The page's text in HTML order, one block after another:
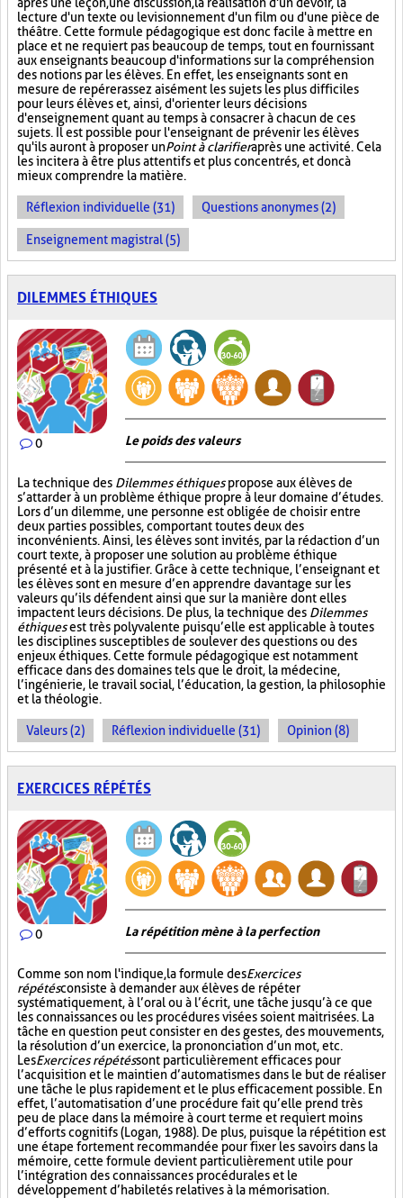
lecture d'un texte ou le visionnement d'un film ou d'une pièce de
théâtre. Cette formule pédagogique est donc facile à mettre en
place et ne requiert pas beaucoup de temps, tout en fournissant
aux enseignants beaucoup d'informations sur la compréhension
des notions par les élèves. En effet, les enseignants sont en
mesure de repérer assez aisément les sujets les plus difficiles
pour leurs élèves et, ainsi, d'orienter leurs décisions
d'enseignement quant au temps à consacrer à chacun de ces
sujets. Il est possible pour l'enseignant de prévenir les élèves
qu'ils auront à proposer unPoint à clarifieraprès une activité. Cela
les incitera à être plus attentifs et plus concentrés, et donc à
mieux comprendre la matière.
Réflexion individuelle (31) Questions anonymes (2)
Enseignement magistral (5)
DILEMMES ÉTHIQUES
0 Le poids des valeurs
La technique des Dilemmes éthiquespropose aux élèves de
s’attarder à un problème éthique propre à leur domaine d’études.
Lors d’un dilemme, une personne est obligée de choisir entre
deux parties possibles, comportant toutes deux des
inconvénients. Ainsi, les élèves sont invités, par la rédaction d’un
court texte, à proposer une solution au problème éthique
présenté et à la justifier. Grâce à cette technique, l’enseignant et
les élèves sont en mesure d’en apprendre davantage sur les
valeurs qu’ils défendent ainsi que sur la manière dont elles
impactent leurs décisions. De plus, la technique des Dilemmes
éthiquesest très polyvalente puisqu’elle est applicable à toutes
les disciplines susceptibles de soulever des questions ou des
enjeux éthiques. Cette formule pédagogique est notamment
efficace dans des domaines tels que le droit, la médecine,
l’ingénierie, le travail social, l’éducation, la gestion, la philosophie
et la théologie.
Valeurs (2) Réflexion individuelle (31) Opinion (8)
EXERCICES RÉPÉTÉS
0 La répétition mène à la perfection
Comme son nom l'indique, la formule desExercices
répétésconsiste à demander aux élèves de répéter
systématiquement, à l’oral ou à l’écrit, une tâche jusqu’à ce que
les connaissances ou les procédures visées soient maitrisées. La
tâche en question peut consister en des gestes, des mouvements,
la résolution d’un exercice, la prononciation d’un mot, etc.
LesExercices répétéssont particulièrement efficaces pour
l’acquisition et le maintien d’automatismes dans le but de réaliser
une tâche le plus rapidement et le plus efficacement possible. En
effet, l’automatisation d’une procédure fait qu’elle prend très
peu de place dans la mémoire à court terme et requiert moins
d’efforts cognitifs (Logan, 1988). De plus, puisque la répétition est
une étape fortement recommandée pour fixer les savoirs dans la
mémoire, cette formule devient particulièrement utile pour
l’intégration des connaissances procédurales et le
développement d’habiletés relatives à la mémorisation.